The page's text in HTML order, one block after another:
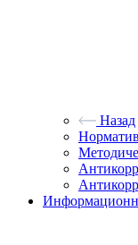
Назад